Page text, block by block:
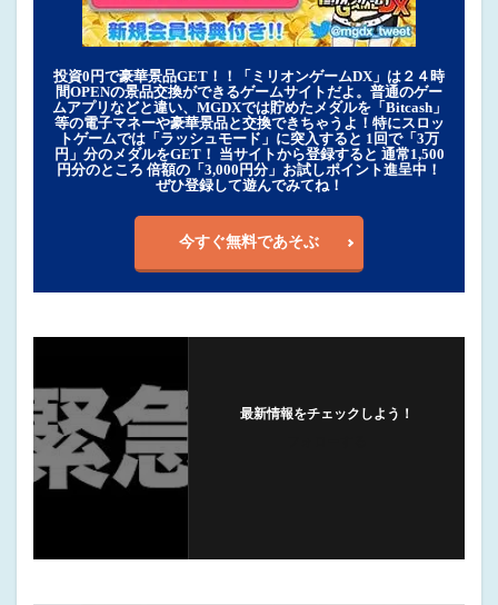
投資0円で豪華景品GET！！「ミリオンゲームDX」は２４時
間OPENの景品交換ができるゲームサイトだよ。普通のゲー
ムアプリなどと違い、MGDXでは貯めたメダルを「Bitcash」
等の電子マネーや豪華景品と交換できちゃうよ！特にスロッ
トゲームでは「ラッシュモード」に突入すると 1回で「3万
円」分のメダルをGET！ 当サイトから登録すると 通常1,500
円分のところ 倍額の「3,000円分」お試しポイント進呈中！
ぜひ登録して遊んでみてね！
今すぐ無料であそぶ
最新情報をチェックしよう！